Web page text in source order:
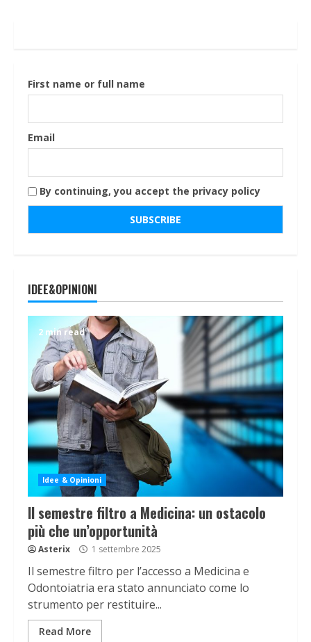
First name or full name
Email
By continuing, you accept the privacy policy
IDEE&OPINIONI
2 min read
Idee & Opinioni
Il semestre filtro a Medicina: un ostacolo
più che un’opportunità
Asterix 1 settembre 2025
Il semestre filtro per l’accesso a Medicina e
Odontoiatria era stato annunciato come lo
strumento per restituire...
Read More